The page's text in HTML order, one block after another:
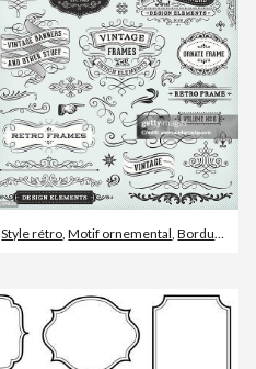
Style rétro,Motif ornemental,Bordure